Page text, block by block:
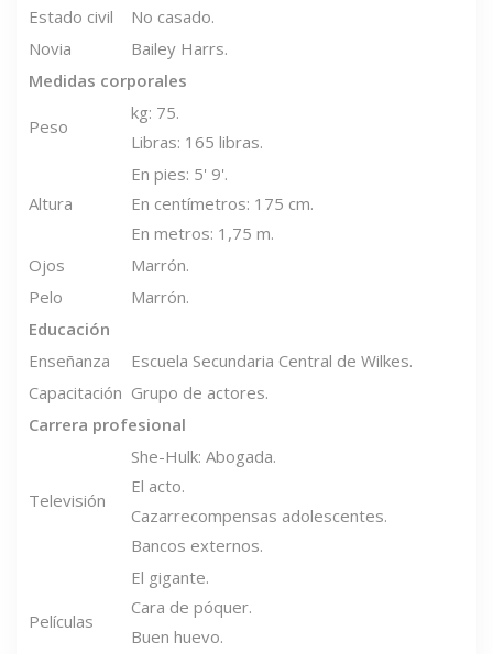
Estado civil
No casado.
Novia
Bailey Harrs.
Medidas corporales
Peso
kg: 75.
Libras: 165 libras.
Altura
En pies: 5' 9'.
En centímetros: 175 cm.
En metros: 1,75 m.
Ojos
Marrón.
Pelo
Marrón.
Educación
Enseñanza
Escuela Secundaria Central de Wilkes.
Capacitación Grupo de actores.
Carrera profesional
Televisión
She-Hulk: Abogada.
El acto.
Cazarrecompensas adolescentes.
Bancos externos.
Películas
El gigante.
Cara de póquer.
Buen huevo.